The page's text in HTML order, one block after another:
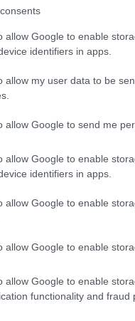
allow Google to enable
identifiers in apps.
allow my user data to be
allow Google to send me
allow Google to enable
identifiers in apps.
allow Google to enable
allow Google to enable
allow Google to enable
functionality and fraud
trova in negozi
miscele con
guida. Le spezie
oppure composta
chiodi di
semi.
per versioni
servono sfoglie
fogli tipo
brik
aglio e
aiutano